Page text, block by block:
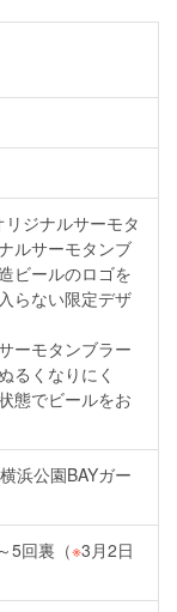
リジナルサーモタ
ルサーモタンブ
ビールのロゴを
らない限定デザ
ーモタンブラー
るくなりにく
態でビールをお
浜公園BAYガー
5回裏（※3月2日